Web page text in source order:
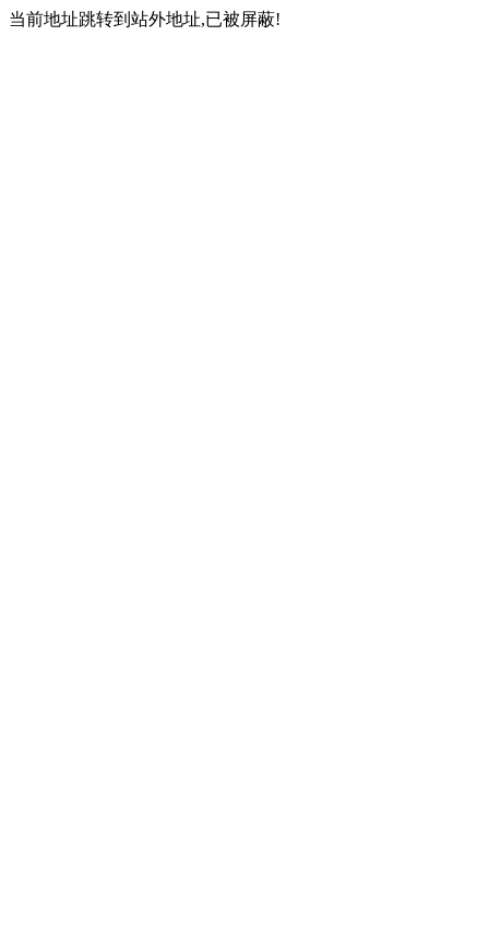
当前地址跳转到站外地址,已被屏蔽!